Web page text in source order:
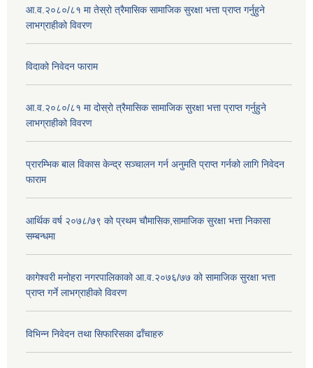
आ.व.२०८०/८१ मा तेस्रो त्रैमासिक सामाजिक सुरक्षा भत्ता प्राप्त गर्नुहुने
लाभग्राहीको विवरण
विदाको निवेदन फाराम
आ.व.२०८०/८१ मा दोस्रो त्रैमासिक सामाजिक सुरक्षा भत्ता प्राप्त गर्नुहुने
लाभग्राहीको विवरण
प्रारम्भिक बाल विकास केन्द्र सञ्चालन गर्न अनुमति प्राप्त गर्नको लागि निवेदन
फाराम
आर्थिक वर्ष २०७८/७९ को प्रथम चौमासिक,सामाजिक सुरक्षा भत्ता निकासा
सम्बन्धमा
कागेश्वरी मनोहरा नगरपालिकाको आ.व.२०७६/७७ को सामाजिक सुरक्षा भत्ता
प्राप्त गर्ने लाभग्राहीको विवरण
विभिन्न निवेदन तथा सिफारिसका ढाँचाहरु